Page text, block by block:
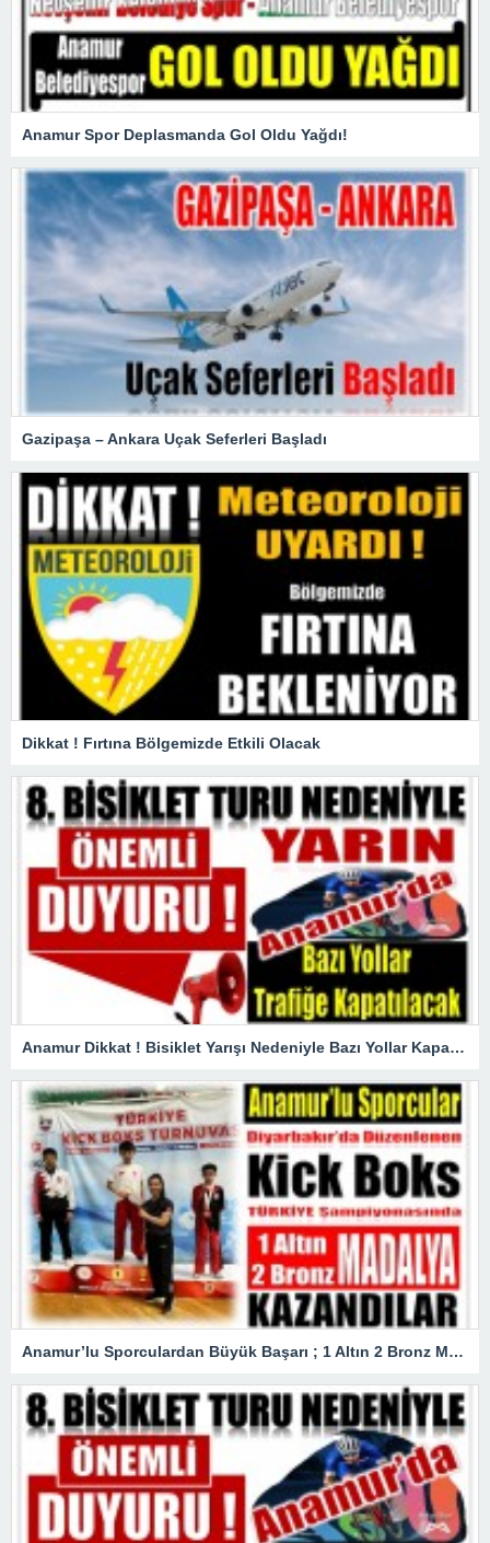
Anamur Spor Deplasmanda Gol Oldu Yağdı!
Gazipaşa – Ankara Uçak Seferleri Başladı
Dikkat ! Fırtına Bölgemizde Etkili Olacak
Anamur Dikkat ! Bisiklet Yarışı Nedeniyle Bazı Yollar Kapanacak
Anamur’lu Sporculardan Büyük Başarı ; 1 Altın 2 Bronz Madalya Kazandılar